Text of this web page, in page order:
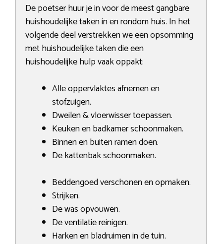
De poetser huur je in voor de meest gangbare
huishoudelijke taken in en rondom huis. In het
volgende deel verstrekken we een opsomming
met huishoudelijke taken die een
huishoudelijke hulp vaak oppakt:
Alle oppervlaktes afnemen en
stofzuigen.
Dweilen & vloerwisser toepassen.
Keuken en badkamer schoonmaken.
Binnen en buiten ramen doen.
De kattenbak schoonmaken.
Beddengoed verschonen en opmaken.
Strijken.
De was opvouwen.
De ventilatie reinigen.
Harken en bladruimen in de tuin.